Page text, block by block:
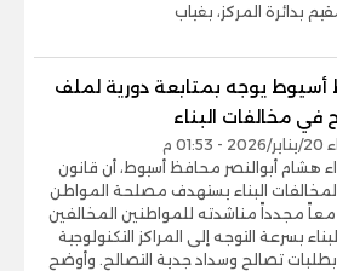
بدائرة المركز، بغياب
يوجه بمتابعة دورية لملف
في مخالفات البناء
م
هشام أبوالنصر محافظ أسيوط، أن قانون
لمخالفات البناء يستهدف مصلحة المواطن
معاً مجدداً مناشدته للمواطنين المخالفين
بسرعة التوجه إلى المراكز التكنولوجية
بطلبات تصالح وسداد جدية التصالح. وأوضح